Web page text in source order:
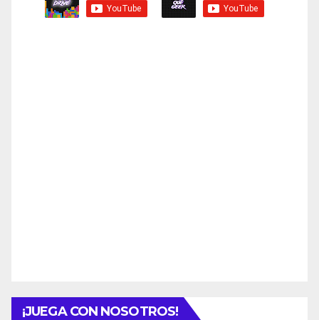
¡JUEGA CON NOSOTROS!